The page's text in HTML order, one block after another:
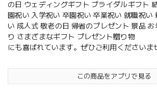
の日 ウェディングギフト ブライダルギフト
園祝い 入学祝い 卒園祝い 卒業祝い 就職祝い
い 成人式 敬老の日 帰省のプレゼント 景品
り さまざまなギフト プレゼント贈り物
にも喜ばれています。ぜひご利用くださいま
この商品をアプリで見る